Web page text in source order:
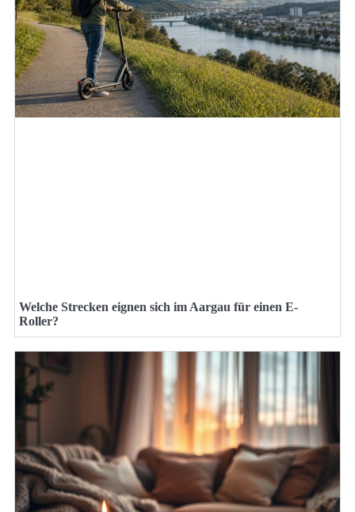
Welche Strecken eignen sich im Aargau für einen E-
Roller?